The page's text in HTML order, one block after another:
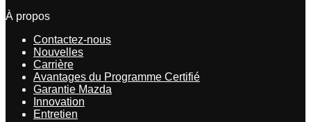
À propos
Contactez-nous
Nouvelles
Carrière
Avantages du Programme Certifié
Garantie Mazda
Innovation
Entretien